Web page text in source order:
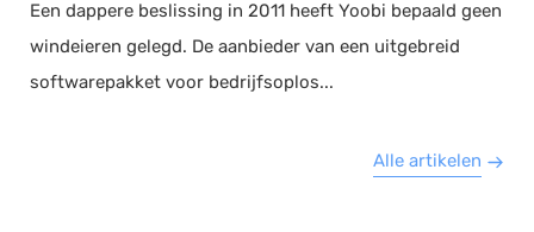
Een dappere beslissing in 2011 heeft Yoobi bepaald geen
windeieren gelegd. De aanbieder van een uitgebreid
softwarepakket voor bedrijfsoplos...
Alle artikelen